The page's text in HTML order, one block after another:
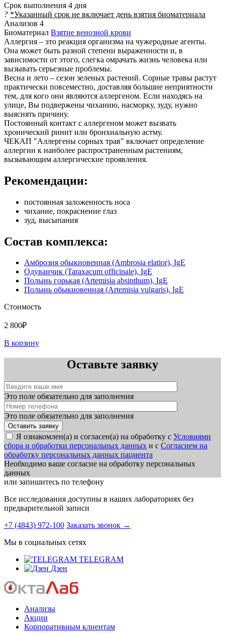
Срок выполнения 4 дня
? *Указанный срок не включает день взятия биоматериала
Анализов 4
Биоматериал Взятие венозной крови
Аллергия – это реакция организма на чужеродные агенты.
Она может быть разной степени выраженности и, в
зависимости от этого, слегка омрачать жизнь человека или
вызывать серьезные проблемы.
Весна и лето – сезон зеленых растений. Сорные травы растут
практически повсеместно, доставляя большие неприятности
тем, для кого они являются аллергеном. Если находясь на
улице, Вы подвержены чиханию, насморку, зуду, нужно
выяснять причину.
Постоянный контакт с аллергеном может вызвать
хронический ринит или бронхиальную астму.
ЧЕКАП "Аллергены сорных трав" включает определение
аллергии к наиболее распространенным растениям,
вызывающим аллергические проявления.
Рекомендации:
постоянная заложенность носа
чихание, покраснение глаз
зуд, высыпания
Состав комплекса:
Амброзия обыкновенная (Ambrosia elatior), IgE
Одуванчик (Taraxacum officinale), IgE
Полынь горькая (Artemisia absinthum), IgE
Полынь обыкновенная (Artemisia vulgaris), IgE
Стоимость
2 800₽
В корзину
Оставьте заявку
Это поле обязательно для заполнения
Это поле обязательно для заполнения
Я ознакомлен(а) и согласен(а) на обработку с Условиями
сбора и обработки персональных данных и с Согласием на
обработку персональных данных пациента
Необходимо ваше согласие на обработку персональных
данных
или запишитесь по телефону
Все исследования доступны в наших лабораториях без
предварительной записи
+7 (4843) 972-100 Заказать звонок →
Мы в социальных сетях
TELEGRAM
Дзен
Анализы
Акции
Корпоративным клиентам